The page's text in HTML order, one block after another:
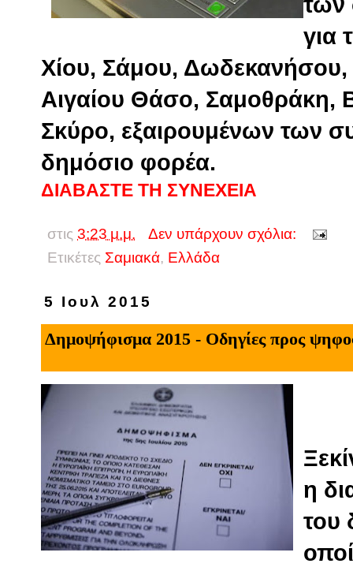
για
Χίου, Σάμου, Δωδεκανήσου,
Αιγαίου Θάσο, Σαμοθράκη,
Σκύρο, εξαιρουμένων των
δημόσιο φορέα.
ΔΙΑΒΑΣΤΕ ΤΗ ΣΥΝΕΧΕΙΑ
στις 3:23 μ.μ.
Δεν υπάρχουν σχόλια:
Ετικέτες Σαμιακά, Eλλάδα
5 Ιουλ 2015
Δημοψήφισμα 2015 - Οδηγίες προς
η
του